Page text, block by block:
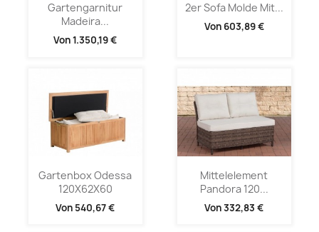
Gartengarnitur
Madeira...
Von1.350,19 €
2er Sofa Molde Mit...
Von 603,89 €
Gartenbox Odessa
120X62X60
Von 540,67 €
Mittelelement
Pandora 120...
Von332,83 €